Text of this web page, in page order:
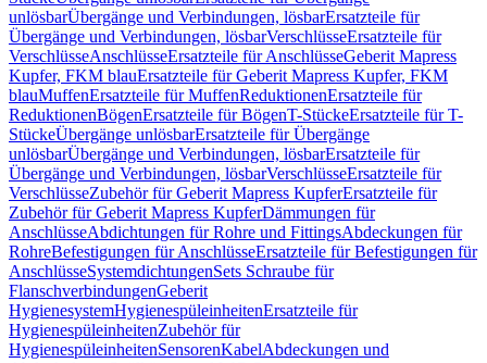
unlösbarÜbergänge und Verbindungen, lösbarErsatzteile für
Übergänge und Verbindungen, lösbarVerschlüsseErsatzteile für
VerschlüsseAnschlüsseErsatzteile für AnschlüsseGeberit Mapress
Kupfer, FKM blauErsatzteile für Geberit Mapress Kupfer, FKM
blauMuffenErsatzteile für MuffenReduktionenErsatzteile für
ReduktionenBögenErsatzteile für BögenT-StückeErsatzteile für T-
StückeÜbergänge unlösbarErsatzteile für Übergänge
unlösbarÜbergänge und Verbindungen, lösbarErsatzteile für
Übergänge und Verbindungen, lösbarVerschlüsseErsatzteile für
VerschlüsseZubehör für Geberit Mapress KupferErsatzteile für
Zubehör für Geberit Mapress KupferDämmungen für
AnschlüsseAbdichtungen für Rohre und FittingsAbdeckungen für
RohreBefestigungen für AnschlüsseErsatzteile für Befestigungen für
AnschlüsseSystemdichtungenSets Schraube für
FlanschverbindungenGeberit
HygienesystemHygienespüleinheitenErsatzteile für
HygienespüleinheitenZubehör für
HygienespüleinheitenSensorenKabelAbdeckungen und